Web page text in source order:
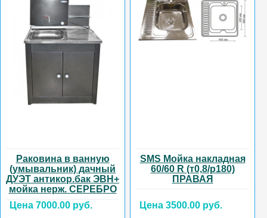
Раковина в ванную
(умывальник) дачный
ДУЭТ антикор.бак ЭВН+
мойка нерж. СЕРЕБРО
Цена 7000.00 руб.
SMS Мойка накладная
60/60 R (т0,8/р180)
ПРАВАЯ
Цена 3500.00 руб.